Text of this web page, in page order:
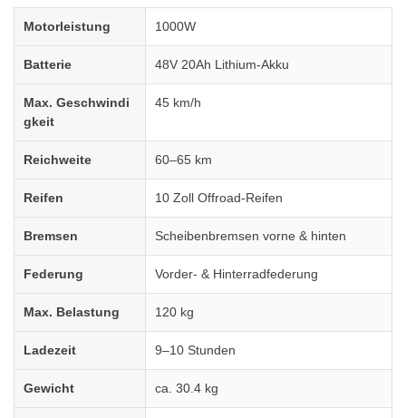
Motorleistung 1000W
Batterie 48V 20Ah Lithium-Akku
Max. Geschwindi
gkeit
45 km/h
Reichweite 60–65 km
Reifen 10 Zoll Offroad-Reifen
Bremsen Scheibenbremsen vorne & hinten
Federung Vorder- & Hinterradfederung
Max. Belastung 120 kg
Ladezeit 9–10 Stunden
Gewicht ca. 30.4 kg